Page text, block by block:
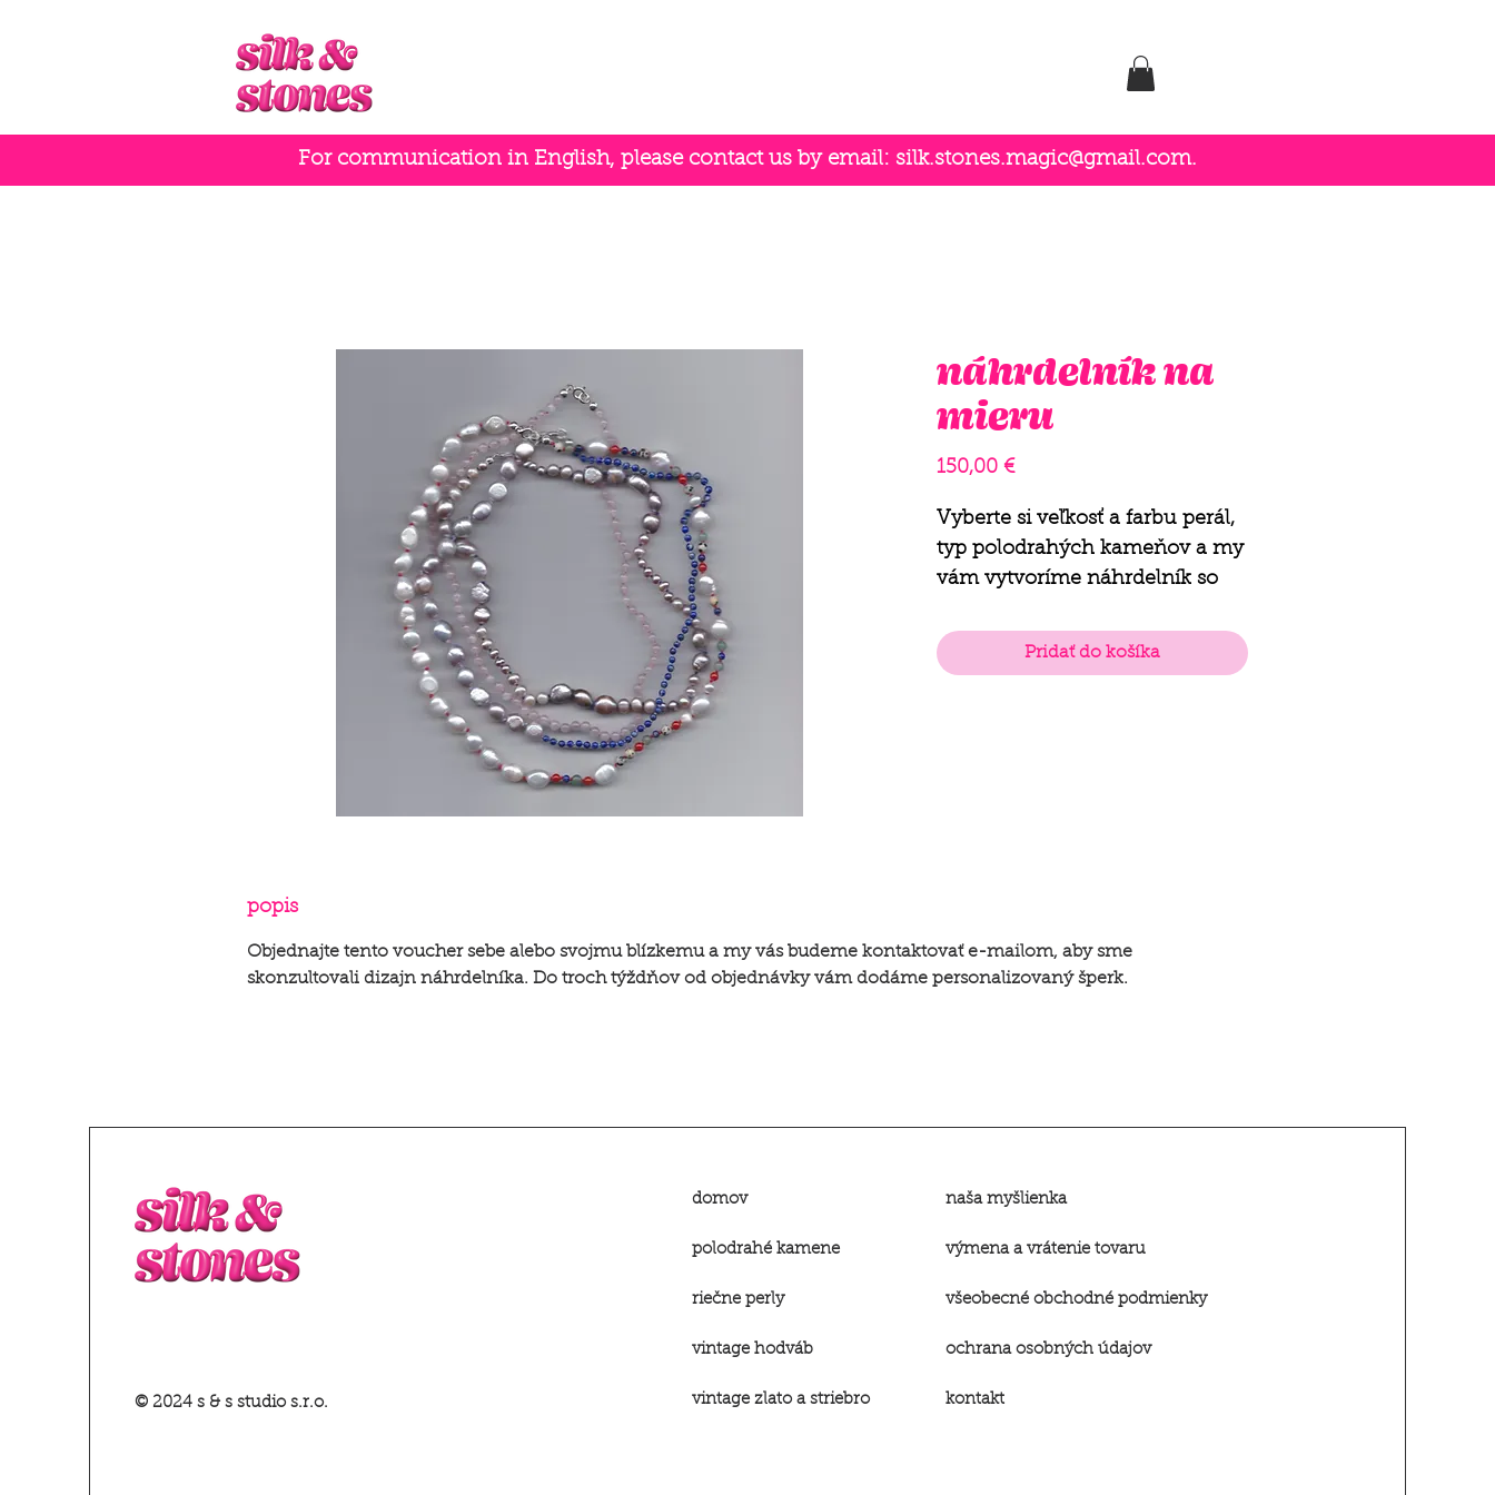
For communication in English, please contact us by email: silk.stones.magic@gmail.com.
náhrdelník na
mieru
150,00 €Price
Vyberte si veľkosť a farbu perál,
typ polodrahých kameňov a my
vám vytvoríme náhrdelník so
vašich predstáv.
Pridať do košíka
popis
Objednajte tento voucher sebe alebo svojmu blízkemu a my vás budeme kontaktovať e-mailom, aby sme
skonzultovali dizajn náhrdelníka. Do troch týždňov od objednávky vám dodáme personalizovaný šperk.
© 2024 s & s studio s.r.o.
domov
polodrahé kamene
riečne perly
vintage hodváb
vintagezlato a striebro
naša myšlienka
výmena a vrátenie tovaru
všeobecné obchodné podmienky
ochrana osobných údajov
kontakt